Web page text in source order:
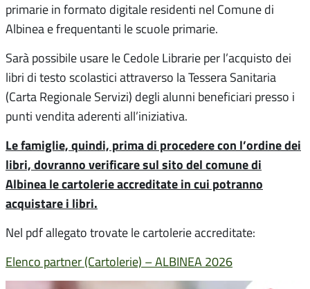
primarie in formato digitale residenti nel Comune di
Albinea e frequentanti le scuole primarie.
Sarà possibile usare le Cedole Librarie per l’acquisto dei
libri di testo scolastici attraverso la Tessera Sanitaria
(Carta Regionale Servizi) degli alunni beneficiari presso i
punti vendita aderenti all’iniziativa.
Le famiglie, quindi, prima di procedere con l’ordine dei
libri, dovranno verificare sul sito del comune di
Albinea le cartolerie accreditate in cui potranno
acquistare i libri.
Nel pdf allegato trovate le cartolerie accreditate:
Elenco partner (Cartolerie) – ALBINEA 2026